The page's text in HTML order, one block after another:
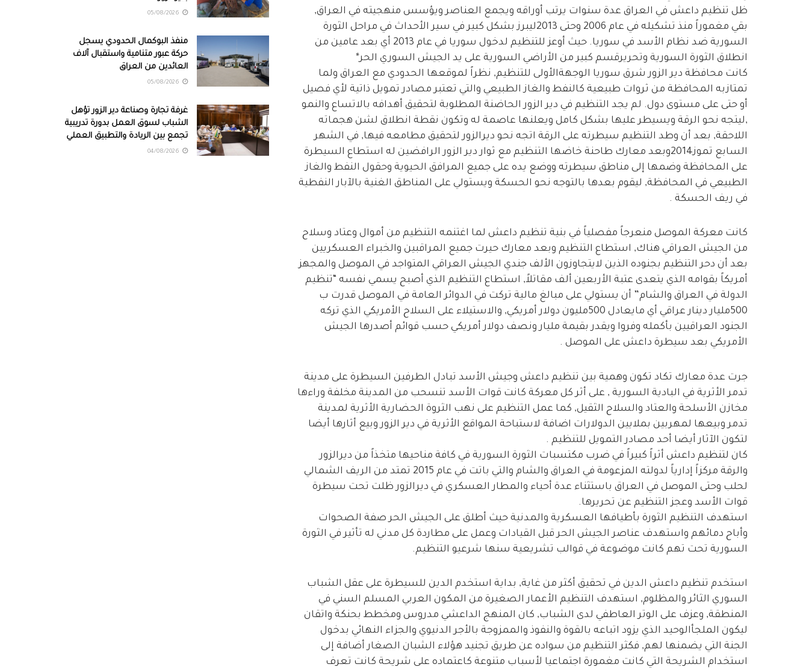
ظل تنظيم داعش في العراق عدة سنوات يرتب أوراقه ويجمع العناصر ويؤسس منهجيته في العراق,
بقي مغموراً منذ تشكيله في عام 2006 وحتى 2013ليبرز بشكل كبير في سير الأحداث في مراحل الثورة
السورية ضد نظام الأسد في سوريا. حيث أوعز للتنظيم لدخول سوريا في عام 2013 أي بعد عامين من
انطلاق الثورة السورية وتحريرقسم كبير من الأراضي السورية على يد الجيش السوري الحر*
كانت محافظة دير الزور شرق سوريا الوجهةالأولى للتنظيم, نظراً لموقعها الحدودي مع العراق ولما
تمتازبه المحافظة من ثروات طبيعية كالنفط والغاز الطبيعي والتي تعتبر مصادر تمويل ذاتية لأي فصيل
أو حتى على مستوى دول. لم يجد التنظيم في دير الزور الحاضنة المطلوبة لتحقيق أهدافه بالاتساع والنمو
,ليتجه نحو الرقة ويسيطر عليها بشكل كامل ويعلنها عاصمة له وتكون نقطة انطلاق لشن هجماته
اللاحقة, بعد أن وطد التنظيم سيطرته على الرقة اتجه نحو ديرالزور لتحقيق مطامعه فيها, في الشهر
السابع تموز2014وبعد معارك طاحنة خاضها التنظيم مع ثوار دير الزور الرافضين له استطاع السيطرة
على المحافظة وضمها إلى مناطق سيطرته ووضع يده على جميع المرافق الحيوية وحقول النفط والغاز
الطبيعي في المحافظة, ليقوم بعدها بالتوجه نحو الحسكة ويستولي على المناطق الغنية بالآبار النفطية
في ريف الحسكة .
كانت معركة الموصل منعرجاً مفصلياً في بنية تنظيم داعش لما اغتنمه التنظيم من أموال وعتاد وسلاح
من الجيش العراقي هناك, استطاع التنظيم وبعد معارك حيرت جميع المراقبين والخبراء العسكريين
بعد أن دحر التنظيم بجنوده الذين لايتجاوزون الألف جندي الجيش العراقي المتواجد في الموصل والمجهز
أمريكاً بقوامه الذي يتعدى عتبة الأربعين ألف مقاتلاً, استطاع التنظيم الذي أصبح يسمي نفسه “تنظيم
الدولة في العراق والشام” أن يستولي على مبالغ مالية تركت في الدوائر العامة في الموصل قدرت ب
500مليار دينار عراقي أي مايعادل 500مليون دولار أمريكي, والاستيلاء على السلاح الأمريكي الذي تركه
الجنود العراقيين بأكمله وفروا ويقدر بقيمة مليار ونصف دولار أمريكي حسب قوائم أصدرها الجيش
الأمريكي بعد سيطرة داعش على الموصل .
جرت عدة معارك تكاد تكون وهمية بين تنظيم داعش وجيش الأسد تبادل الطرفين السيطرة على مدينة
تدمر الأثرية في البادية السورية , على أثر كل معركة كانت قوات الأسد تنسحب من المدينة مخلفة وراءها
مخازن الأسلحة والعتاد والسلاح الثقيل, كما عمل التنظيم على نهب الثروة الحضارية الأثرية لمدينة
تدمر وبيعها لمهربين بملايين الدولارات اضافة لاستباحة المواقع الأثرية في دير الزور وبيع أثارها أيضا
لتكون الآثار أيضا أحد مصادر التمويل للتنظيم .
كان لتنظيم داعش أثراً كبيراً في ضرب مكتسبات الثورة السورية في كافة مناحيها متخذاً من ديرالزور
والرقة مركزاً إدارياً لدولته المزعومة في العراق والشام والتي باتت في عام 2015 تمتد من الريف الشمالي
لحلب وحتى الموصل في العراق باستثناء عدة أحياء والمطار العسكري في ديرالزور ظلت تحت سيطرة
قوات الأسد وعجز التنظيم عن تحريرها.
استهدف التنظيم الثورة بأطيافها العسكرية والمدنية حيث أطلق على الجيش الحر صفة الصحوات
وأباح دمائهم واستهدف عناصر الجيش الحر قبل القيادات وعمل على مطاردة كل مدني له تأثير في الثورة
السورية تحت تهم كانت موضوعة في قوالب تشريعية سنها شرعيو التنظيم.
استخدم تنظيم داعش الدين في تحقيق أكثر من غاية, بداية استخدم الدين للسيطرة على عقل الشباب
السوري الثائر والمظلوم, استهدف التنظيم الأعمار الصغيرة من المكون العربي المسلم السني في
المنطقة, وعزف على الوتر العاطفي لدى الشباب, كان المنهج الداعشي مدروس ومخطط بحنكة واتقان
ليكون الملجأالوحيد الذي يزود اتباعه بالقوة والنفوذ والممزوجة بالأجر الدنيوي والجزاء النهائي بدخول
الجنة التي يضمنها لهم, فكثر التنظيم من سواده عن طريق تجنيد هؤلاء الشبان الصغار أضافة إلى
استخدام الشريحة التي كانت مغمورة اجتماعيا لأسباب متنوعة كاعتماده على شريحة كانت تعرف
منفذ البوكمال الحدودي يسجل
حركة عبور متنامية واستقبال آلاف
العائدين من العراق
غرفة تجارة وصناعة دير الزور تؤهل
الشباب لسوق العمل بدورة تدريبية
تجمع بين الريادة والتطبيق العملي